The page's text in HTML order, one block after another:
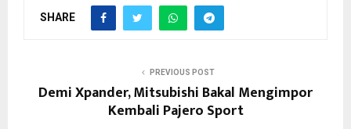
SHARE
PREVIOUS POST
Demi Xpander, Mitsubishi Bakal Mengimpor
Kembali Pajero Sport